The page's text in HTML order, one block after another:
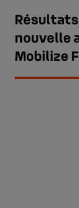
Résultats
nouvelle
Mobilize